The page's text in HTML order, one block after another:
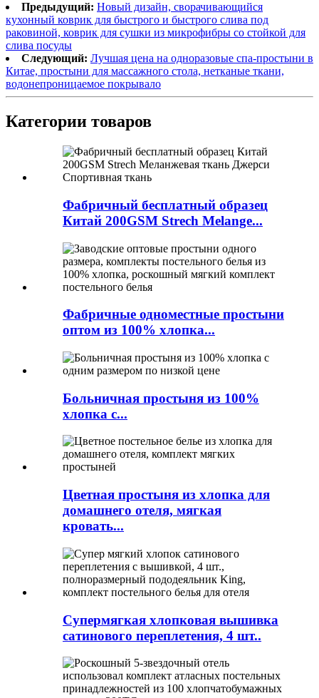
Предыдущий: Новый дизайн, сворачивающийся
кухонный коврик для быстрого и быстрого слива под
раковиной, коврик для сушки из микрофибры со стойкой для
слива посуды
Следующий: Лучшая цена на одноразовые спа-простыни в
Китае, простыни для массажного стола, нетканые ткани,
водонепроницаемое покрывало
Категории товаров
Фабричный бесплатный образец
Китай 200GSM Strech Melange...
Фабричные одноместные простыни
оптом из 100% хлопка...
Больничная простыня из 100%
хлопка с...
Цветная простыня из хлопка для
домашнего отеля, мягкая
кровать...
Супермягкая хлопковая вышивка
сатинового переплетения, 4 шт..